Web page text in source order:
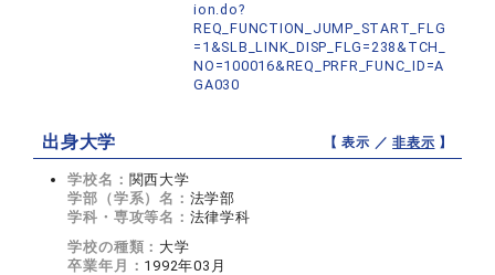
ion.do?
REQ_FUNCTION_JUMP_START_FLG
=1&SLB_LINK_DISP_FLG=238&TCH_
NO=100016&REQ_PRFR_FUNC_ID=A
GA030
出身大学 【 表示 ／非表示 】
学校名： 関西大学
学部（学系）名： 法学部
学科・専攻等名： 法律学科
学校の種類： 大学
卒業年月： 1992年03月